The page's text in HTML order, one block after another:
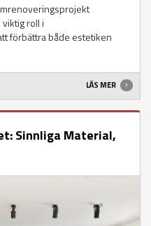
roll i
förbättra både estetiken
LÄS MER
Sinnliga Material,